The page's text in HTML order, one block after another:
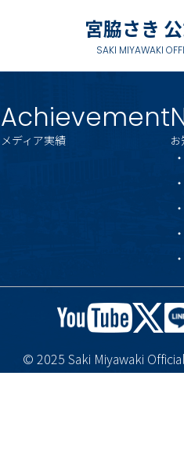
宮脇さき
SAKI MIYAWAKI
Achievement
メディア実績
© 2025 Saki Miyawaki